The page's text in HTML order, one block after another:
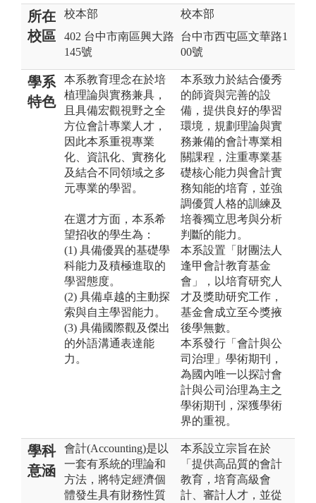
所在
校區
校本部
402 台中市南區興大路
145號
校本部
台中市西屯區文華路1
00號
學系
特色
本系教育理念在於培
植理論與實務兼具，
且具備宏觀視野之全
方位會計專業人才，
因此本系重視專業
化、資訊化、實務化
及結合不同領域之多
元專業的學習。
在選才方面，本系希
望招收的學生為：
(1) 具備優異的基礎學
科能力及積極進取的
學習態度。
(2) 具備卓越的主動探
索與自主學習能力。
(3) 具備國際觀及傑出
的外語溝通表達能
力。
本系致力於結合優秀
的師資與完善的設
備，提供良好的學習
環境，規劃理論與實
務兼備的會計專業相
關課程，注重專業基
礎核心能力與會計實
務知能的培育，並強
調優質人格的訓練及
培養獨立思考與分析
判斷的能力。
本系設置「財團法人
逢甲會計教育基金
會」，以培育研究人
才及獎助研究工作，
基金會成立至今獎掖
後學無數。
本系發行「會計與公
司治理」學術期刊，
為國內唯一以探討會
計與公司治理為主之
學術期刊，深獲學術
界的重視。
學科
意涵
會計(Accounting)是以
一套有系統的理論和
方法，將特定經濟個
體發生具有財務性質
本系設立宗旨在於
「提供高品質的會計
教育，培育高級會
計、審計人才，並從